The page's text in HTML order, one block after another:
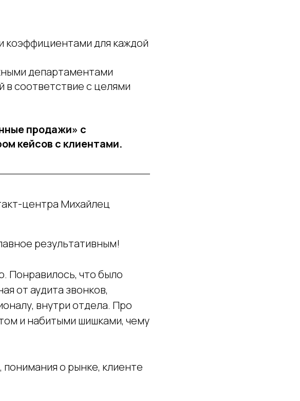
коэффициентами для каждой
департаментами
соответствие с целями
продажи» с
кейсов с клиентами.
центра Михайлец
результативным!
Понравилось, что было
от аудита звонков,
внутри отдела. Про
и набитыми шишками, чему
о рынке, клиенте